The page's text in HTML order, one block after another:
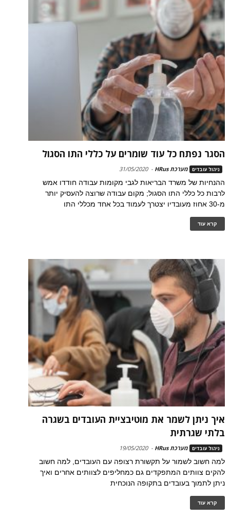
הסגר נפתח כל עוד שומרים על כללי התו הסגול
ניהול עובדים מערכת HRus -
31/05/2020
ההנחיות של משרד הבריאות לגבי מקומות עבודה חודדו אמש
לרבות כל כללי התו הסגול; מקום עבודה שרוצה להעסיק יותר
מ-30 אחוז מעובדיו יצטרך לעמוד בכל אחד מכללי התו
קרא עוד
איך ניתן לשמר את מוטיבציית העובדים בשגרה
בלתי שגרתית
ניהול עובדים מערכת HRus -
19/05/2020
למה חשוב לשמור על תקשורת רצופה עם העובדים, למה חשוב
להקים צוותים המתפקדים גם כמחליפים לצוותים אחרים ואיך
ניתן לתמוך בעובדים בתקופה הנוכחית
קרא עוד